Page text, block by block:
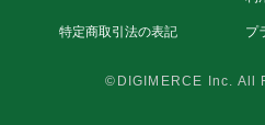
特定商取引法の表記 プ
©DIGIMERCE Inc. All